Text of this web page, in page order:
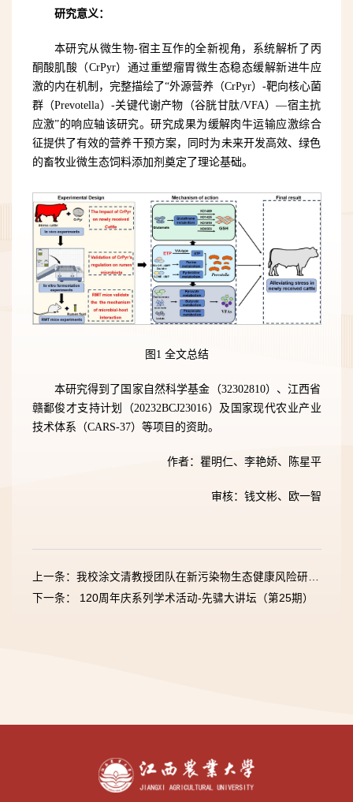
研究意义：
本研究从微生物-宿主互作的全新视角，系统解析了丙
酮酸肌酸（CrPyr）通过重塑瘤胃微生态稳态缓解新进牛应
激的内在机制，完整描绘了“外源营养（CrPyr）-靶向核心菌
群（Prevotella）-关键代谢产物（谷胱甘肽/VFA）—宿主抗
应激”的响应轴该研究。研究成果为缓解肉牛运输应激综合
征提供了有效的营养干预方案，同时为未来开发高效、绿色
的畜牧业微生态饲料添加剂奠定了理论基础。
图1 全文总结
本研究得到了国家自然科学基金（32302810）、江西省
赣鄱俊才支持计划（20232BCJ23016）及国家现代农业产业
技术体系（CARS-37）等项目的资助。
作者：瞿明仁、李艳娇、陈星平
审核：钱文彬、欧一智
上一条：我校涂文清教授团队在新污染物生态健康风险研究领域取得新进展
下一条： 120周年庆系列学术活动-先骕大讲坛（第25期）